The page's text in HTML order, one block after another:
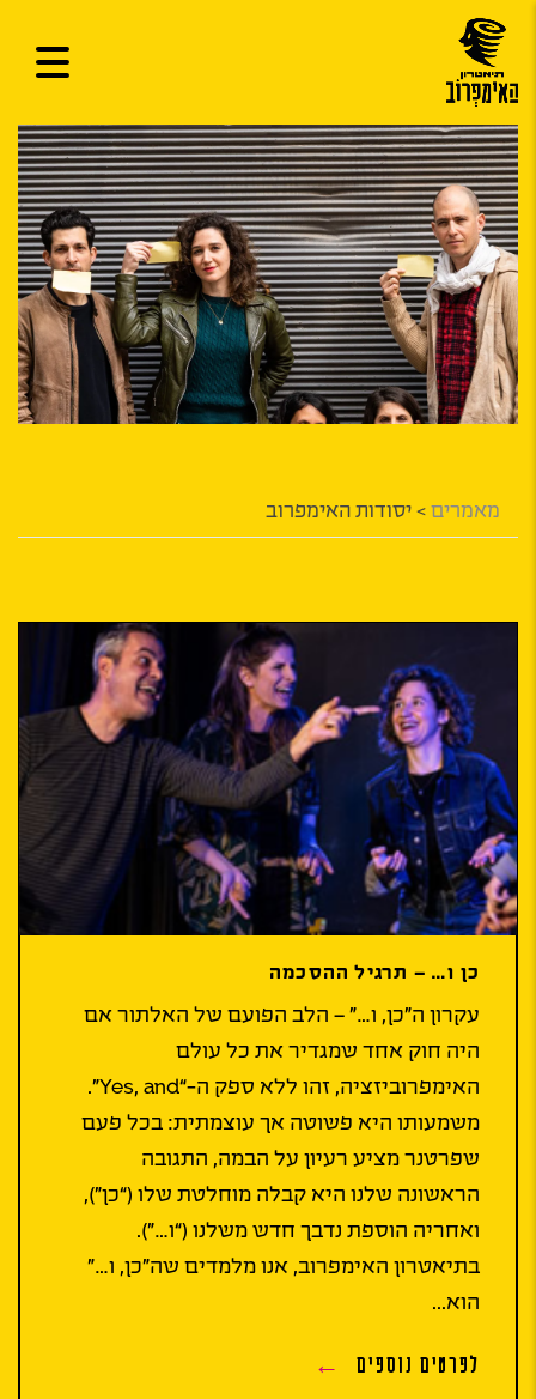
מאמרים > יסודות האימפרוב
כן ו… – תרגיל ההסכמה
עקרון ה”כן, ו…” – הלב הפועם של האלתור אם
היה חוק אחד שמגדיר את כל עולם
האימפרוביזציה, זהו ללא ספק ה-“Yes, and”.
משמעותו היא פשוטה אך עוצמתית: בכל פעם
שפרטנר מציע רעיון על הבמה, התגובה
הראשונה שלנו היא קבלה מוחלטת שלו (“כן”),
ואחריה הוספת נדבך חדש משלנו (“ו…”).
בתיאטרון האימפרוב, אנו מלמדים שה”כן, ו…”
הוא...
לפרטים נוספים